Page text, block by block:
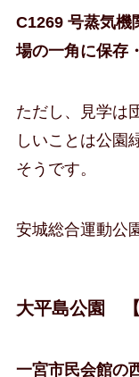
C1269 号蒸気機
場の一角に保存
ただし、見学は
しいことは公園
そうです。
安城総合運動公
大平島公園 【
一宮市民会館の